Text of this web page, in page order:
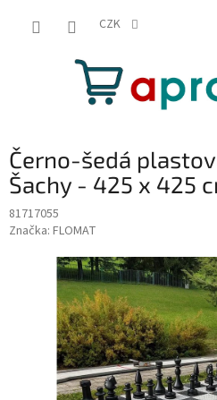
CZK
Černo-šedá
Šachy - 425 x 425
81717055
Značka: FLOMAT